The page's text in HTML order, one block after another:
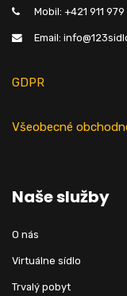
Mobil: +421 911 979
Email:
GDPR
Všeobecné
Naše služby
O nás
Virtuálne sídlo
Trvalý pobyt